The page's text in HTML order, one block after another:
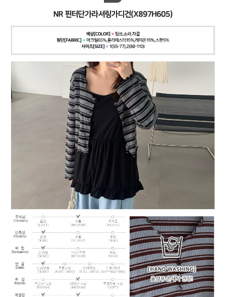
페이코 ID로
PAYCO 바로